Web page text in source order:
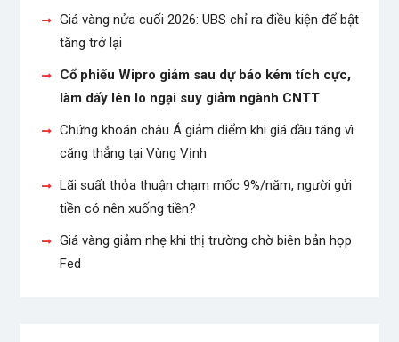
Giá vàng nửa cuối 2026: UBS chỉ ra điều kiện để bật
tăng trở lại
Cổ phiếu Wipro giảm sau dự báo kém tích cực,
làm dấy lên lo ngại suy giảm ngành CNTT
Chứng khoán châu Á giảm điểm khi giá dầu tăng vì
căng thẳng tại Vùng Vịnh
Lãi suất thỏa thuận chạm mốc 9%/năm, người gửi
tiền có nên xuống tiền?
Giá vàng giảm nhẹ khi thị trường chờ biên bản họp
Fed